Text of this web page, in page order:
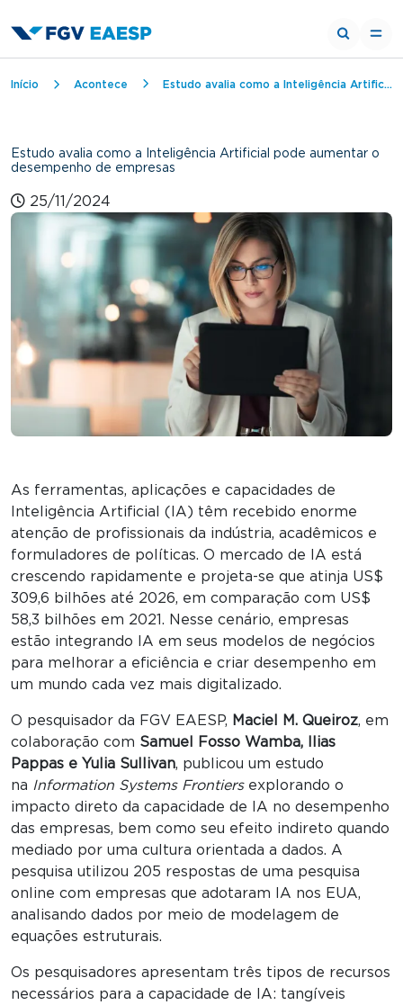
Trilha de navegação
Início Acontece Estudo avalia como a Inteligência Artificial pode aumentar o desempenho de empresas
Estudo avalia como a Inteligência Artificial pode aumentar o
desempenho de empresas
25/11/2024
As ferramentas, aplicações e capacidades de
Inteligência Artificial (IA) têm recebido enorme
atenção de profissionais da indústria, acadêmicos e
formuladores de políticas. O mercado de IA está
crescendo rapidamente e projeta-se que atinja US$
309,6 bilhões até 2026, em comparação com US$
58,3 bilhões em 2021. Nesse cenário, empresas
estão integrando IA em seus modelos de negócios
para melhorar a eficiência e criar desempenho em
um mundo cada vez mais digitalizado.
O pesquisador da FGV EAESP, Maciel M. Queiroz, em
colaboração com Samuel Fosso Wamba, Ilias
Pappas e Yulia Sullivan, publicou um estudo
na Information Systems Frontiers explorando o
impacto direto da capacidade de IA no desempenho
das empresas, bem como seu efeito indireto quando
mediado por uma cultura orientada a dados. A
pesquisa utilizou 205 respostas de uma pesquisa
online com empresas que adotaram IA nos EUA,
analisando dados por meio de modelagem de
equações estruturais.
Os pesquisadores apresentam três tipos de recursos
necessários para a capacidade de IA: tangíveis